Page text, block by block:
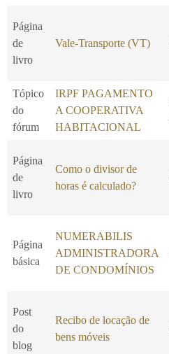
Página
de
livro
Vale-Transporte (VT)
Tópico
do
fórum
IRPF PAGAMENTO
A COOPERATIVA
HABITACIONAL
Página
de
livro
Como o divisor de
horas é calculado?
Página
básica
NUMERABILIS
ADMINISTRADORA
DE CONDOMÍNIOS
Post
do
blog
Recibo de locação de
bens móveis